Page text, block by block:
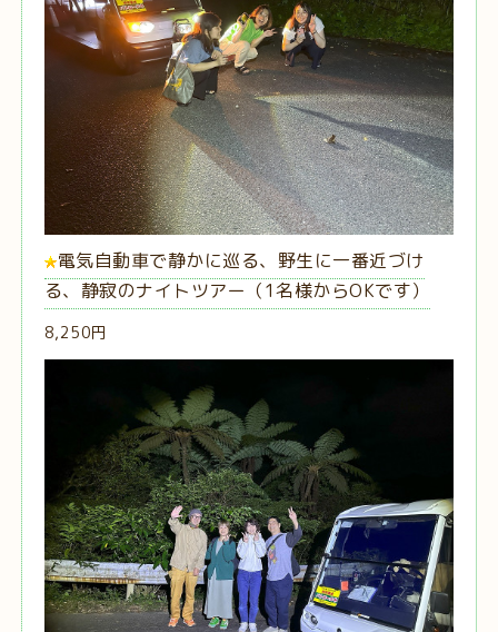
電気自動車で静かに巡る、野生に一番近づけ
る、静寂のナイトツアー（1名様からOKです）
8,250円